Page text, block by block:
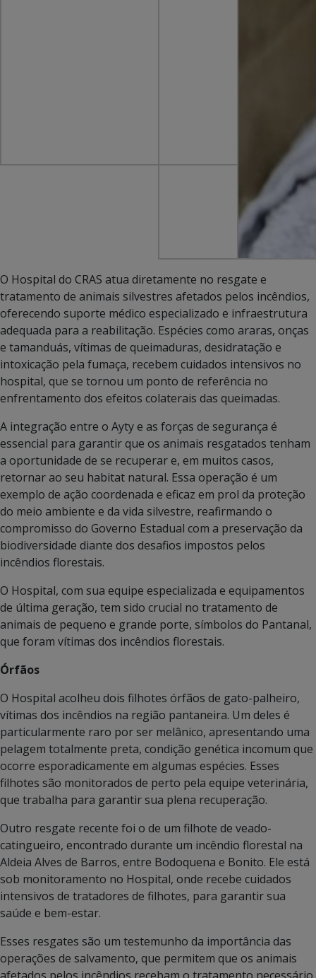
O Hospital do CRAS atua diretamente no resgate e
tratamento de animais silvestres afetados pelos incêndios,
oferecendo suporte médico especializado e infraestrutura
adequada para a reabilitação. Espécies como araras, onças
e tamanduás, vítimas de queimaduras, desidratação e
intoxicação pela fumaça, recebem cuidados intensivos no
hospital, que se tornou um ponto de referência no
enfrentamento dos efeitos colaterais das queimadas.
A integração entre o Ayty e as forças de segurança é
essencial para garantir que os animais resgatados tenham
a oportunidade de se recuperar e, em muitos casos,
retornar ao seu habitat natural. Essa operação é um
exemplo de ação coordenada e eficaz em prol da proteção
do meio ambiente e da vida silvestre, reafirmando o
compromisso do Governo Estadual com a preservação da
biodiversidade diante dos desafios impostos pelos
incêndios florestais.
O Hospital, com sua equipe especializada e equipamentos
de última geração, tem sido crucial no tratamento de
animais de pequeno e grande porte, símbolos do Pantanal,
que foram vítimas dos incêndios florestais.
Órfãos
O Hospital acolheu dois filhotes órfãos de gato-palheiro,
vítimas dos incêndios na região pantaneira. Um deles é
particularmente raro por ser melânico, apresentando uma
pelagem totalmente preta, condição genética incomum que
ocorre esporadicamente em algumas espécies. Esses
filhotes são monitorados de perto pela equipe veterinária,
que trabalha para garantir sua plena recuperação.
Outro resgate recente foi o de um filhote de veado-
catingueiro, encontrado durante um incêndio florestal na
Aldeia Alves de Barros, entre Bodoquena e Bonito. Ele está
sob monitoramento no Hospital, onde recebe cuidados
intensivos de tratadores de filhotes, para garantir sua
saúde e bem-estar.
Esses resgates são um testemunho da importância das
operações de salvamento, que permitem que os animais